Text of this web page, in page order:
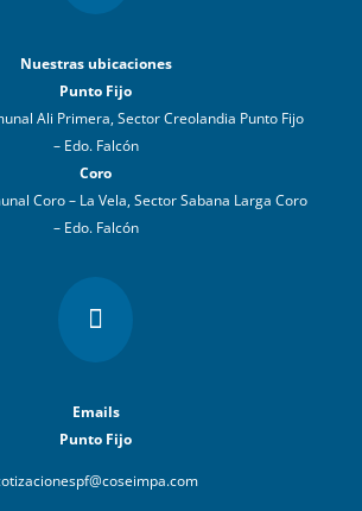
Nuestras ubicaciones
Punto Fijo
Ali Primera, Sector Creolandia Punto Fijo
– Edo. Falcón
Coro
Coro – La Vela, Sector Sabana Larga Coro
– Edo. Falcón

Emails
Punto Fijo